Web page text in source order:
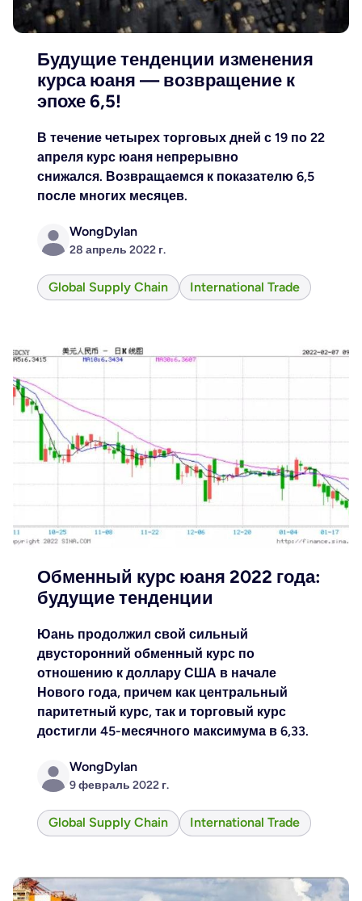
Будущие тенденции изменения
курса юаня — возвращение к
эпохе 6,5!
В течение четырех торговых дней с 19 по 22
апреля курс юаня непрерывно
снижался. Возвращаемся к показателю 6,5
после многих месяцев.
WongDylan
28 апрель 2022 г.
Global Supply Chain International Trade
Обменный курс юаня 2022 года:
будущие тенденции
Юань продолжил свой сильный
двусторонний обменный курс по
отношению к доллару США в начале
Нового года, причем как центральный
паритетный курс, так и торговый курс
достигли 45-месячного максимума в 6,33.
WongDylan
9 февраль 2022 г.
Global Supply Chain International Trade